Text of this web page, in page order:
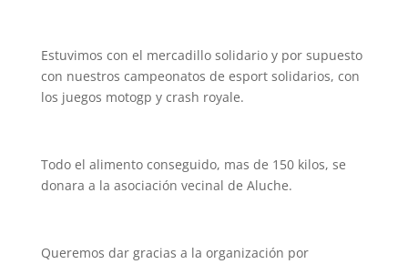
Estuvimos con el mercadillo solidario y por supuesto
con nuestros campeonatos de esport solidarios, con
los juegos motogp y crash royale.
Todo el alimento conseguido, mas de 150 kilos, se
donara a la asociación vecinal de Aluche.
Queremos dar gracias a la organización por